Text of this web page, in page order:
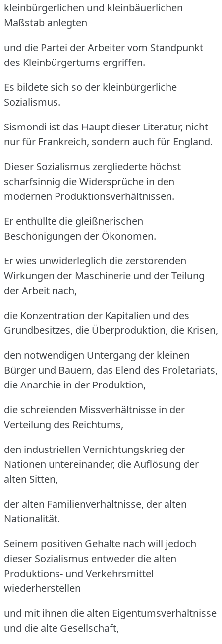
kleinbürgerlichen und kleinbäuerlichen
Maßstab anlegten
und die Partei der Arbeiter vom Standpunkt
des Kleinbürgertums ergriffen.
Es bildete sich so der kleinbürgerliche
Sozialismus.
Sismondi ist das Haupt dieser Literatur, nicht
nur für Frankreich, sondern auch für England.
Dieser Sozialismus zergliederte höchst
scharfsinnig die Widersprüche in den
modernen Produktionsverhältnissen.
Er enthüllte die gleißnerischen
Beschönigungen der Ökonomen.
Er wies unwiderleglich die zerstörenden
Wirkungen der Maschinerie und der Teilung
der Arbeit nach,
die Konzentration der Kapitalien und des
Grundbesitzes, die Überproduktion, die Krisen,
den notwendigen Untergang der kleinen
Bürger und Bauern, das Elend des Proletariats,
die Anarchie in der Produktion,
die schreienden Missverhältnisse in der
Verteilung des Reichtums,
den industriellen Vernichtungskrieg der
Nationen untereinander, die Auflösung der
alten Sitten,
der alten Familienverhältnisse, der alten
Nationalität.
Seinem positiven Gehalte nach will jedoch
dieser Sozialismus entweder die alten
Produktions- und Verkehrsmittel
wiederherstellen
und mit ihnen die alten Eigentumsverhältnisse
und die alte Gesellschaft,